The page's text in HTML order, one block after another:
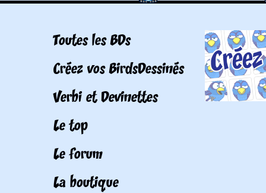
Toutes les BDs
Créez vos BirdsDessinés
Verbi et Devinettes
Le top
Le forum
La boutique